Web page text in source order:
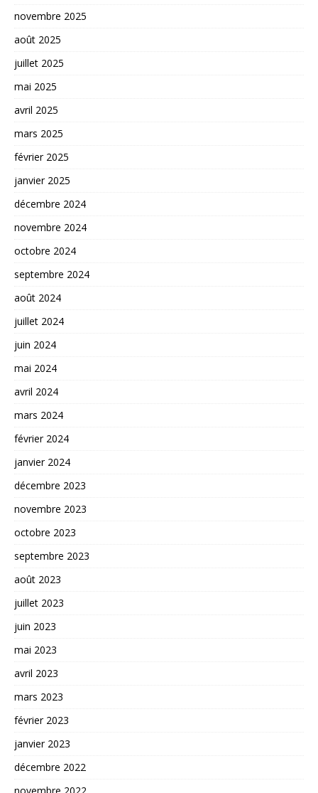
novembre 2025
août 2025
juillet 2025
mai 2025
avril 2025
mars 2025
février 2025
janvier 2025
décembre 2024
novembre 2024
octobre 2024
septembre 2024
août 2024
juillet 2024
juin 2024
mai 2024
avril 2024
mars 2024
février 2024
janvier 2024
décembre 2023
novembre 2023
octobre 2023
septembre 2023
août 2023
juillet 2023
juin 2023
mai 2023
avril 2023
mars 2023
février 2023
janvier 2023
décembre 2022
novembre 2022